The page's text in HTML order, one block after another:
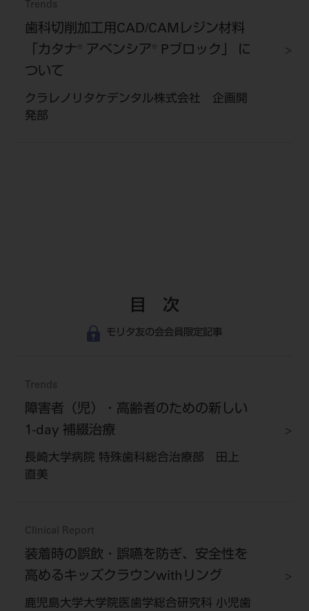
Trends
歯科切削加工用CAD/CAMレジン材料
「カタナ® アベンシア® Pブロック」 に
ついて
クラレノリタケデンタル株式会社 企画開
発部
目 次
モリタ友の会会員限定記事
Trends
障害者（児）・高齢者のための新しい
1-day 補綴治療
長崎大学病院 特殊歯科総合治療部 田上
直美
Clinical Report
装着時の誤飲・誤嚥を防ぎ、安全性を
高めるキッズクラウンwithリング
鹿児島大学大学院医歯学総合研究科 小児歯